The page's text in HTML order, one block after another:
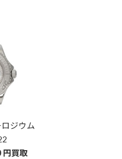
ジウム
円買取